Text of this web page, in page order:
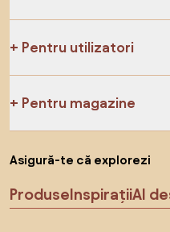
Pentru utilizatori
Pentru magazine
Asigură-te că explorezi
ProduseInspirațiiAI